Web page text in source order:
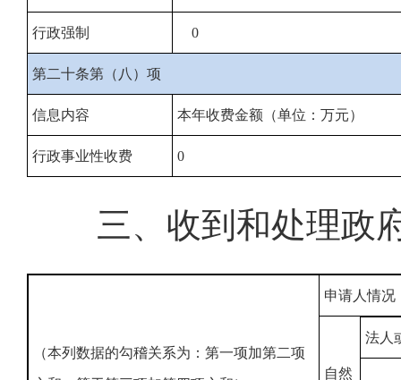
行政强制 0
第二十条第（八）项
信息内容 本年收费金额（单位：万元）
行政事业性收费 0
三、收到和处理政
（本列数据的勾稽关系为：第一项加第二项
申请人情况
自然
法人